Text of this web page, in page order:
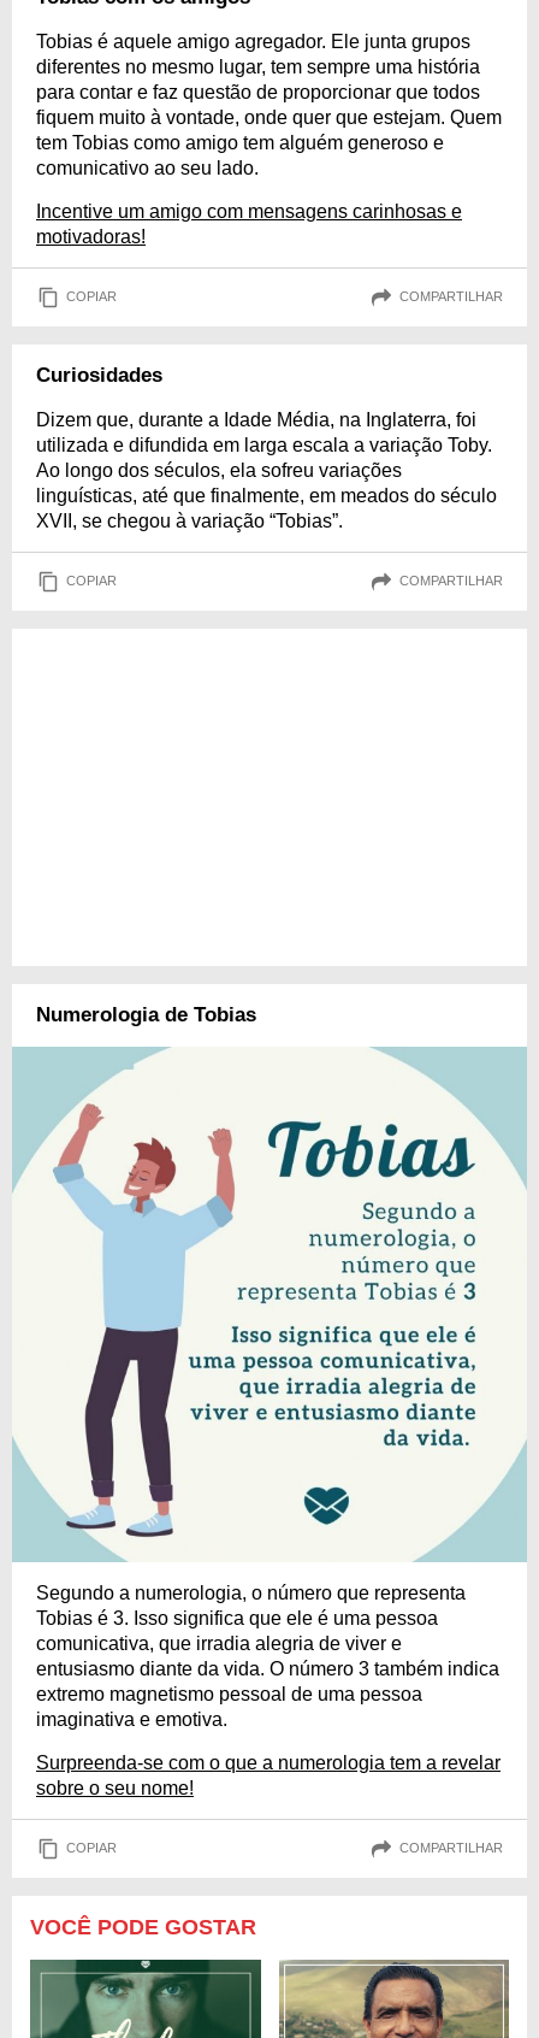
Tobias é aquele amigo agregador. Ele junta grupos
diferentes no mesmo lugar, tem sempre uma história
para contar e faz questão de proporcionar que todos
fiquem muito à vontade, onde quer que estejam. Quem
tem Tobias como amigo tem alguém generoso e
comunicativo ao seu lado.
Incentive um amigo com mensagens carinhosas e
motivadoras!
COPIAR COMPARTILHAR
Curiosidades
Dizem que, durante a Idade Média, na Inglaterra, foi
utilizada e difundida em larga escala a variação Toby.
Ao longo dos séculos, ela sofreu variações
linguísticas, até que finalmente, em meados do século
XVII, se chegou à variação “Tobias”.
COPIAR COMPARTILHAR
Numerologia de Tobias
Segundo a numerologia, o número que representa
Tobias é 3. Isso significa que ele é uma pessoa
comunicativa, que irradia alegria de viver e
entusiasmo diante da vida. O número 3 também indica
extremo magnetismo pessoal de uma pessoa
imaginativa e emotiva.
Surpreenda-se com o que a numerologia tem a revelar
sobre o seu nome!
COPIAR COMPARTILHAR
VOCÊ PODE GOSTAR